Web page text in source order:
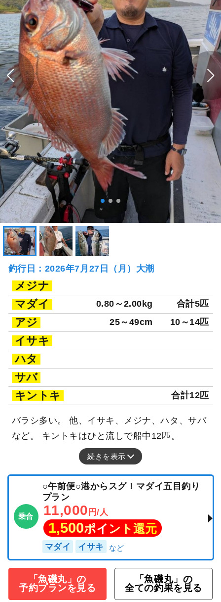
釣行日：2026年7月27日（月）大潮
メジナ
マダイ
0.80～2.00kg 合計5匹
アジ 25～49cm 10～14匹
イサキ
ハタ
サバ
キントキ
合計12匹
バラシ多い。 他、イサキ、メジナ、ハタ、サバ
など。 キントキはひと流しで船中12匹。
続きを表示
乗合
○午前便○港からスグ！マダイ五目釣り
プラン
11,000 円/人
1,500ポイント還元
マダイ イサキ
「魚磯丸」の
予約プランを見る
「魚磯丸」の
全ての釣果を見る